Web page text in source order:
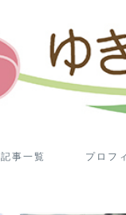
記事一覧 プロフ